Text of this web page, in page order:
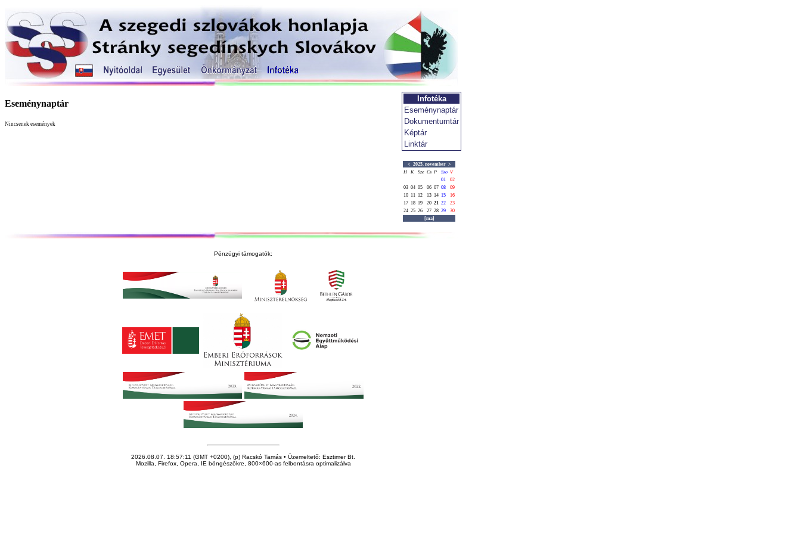
Eseménynaptár
Nincsenek események
Infotéka
Eseménynaptár
Dokumentumtár
Képtár
Linktár
< 2025. november >
H
K Sze Cs P Szo V
01
02
03 04 05 06 07 08
09
10 11 12 13 14 15
16
17 18 19 20 21 22
23
24 25 26 27 28 29
30
[ma]
Pénzügyi támogatók:
2026.08.07. 18:57:11 (GMT +0200), (p) Racskó Tamás • Üzemeltető: Esztimer Bt.
Mozilla, Firefox, Opera, IE böngészőkre, 800×600-as felbontásra optimalizálva